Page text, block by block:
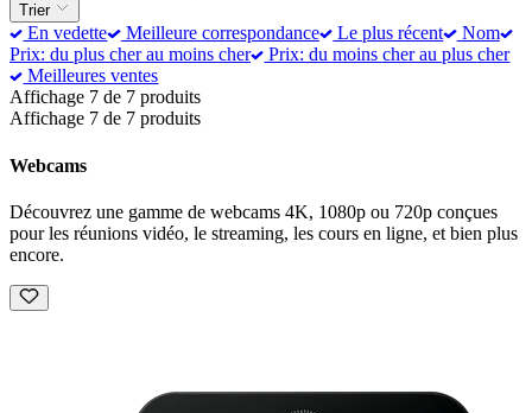
Trier
En vedette Meilleure correspondance Le plus récent
Nom
Prix: du plus cher au moins cher
Prix: du moins cher au plus cher
Meilleures ventes
Affichage 7 de 7 produits
Affichage 7 de 7 produits
Webcams
Découvrez une gamme de webcams 4K, 1080p ou 720p conçues
pour les réunions vidéo, le streaming, les cours en ligne, et bien plus
encore.